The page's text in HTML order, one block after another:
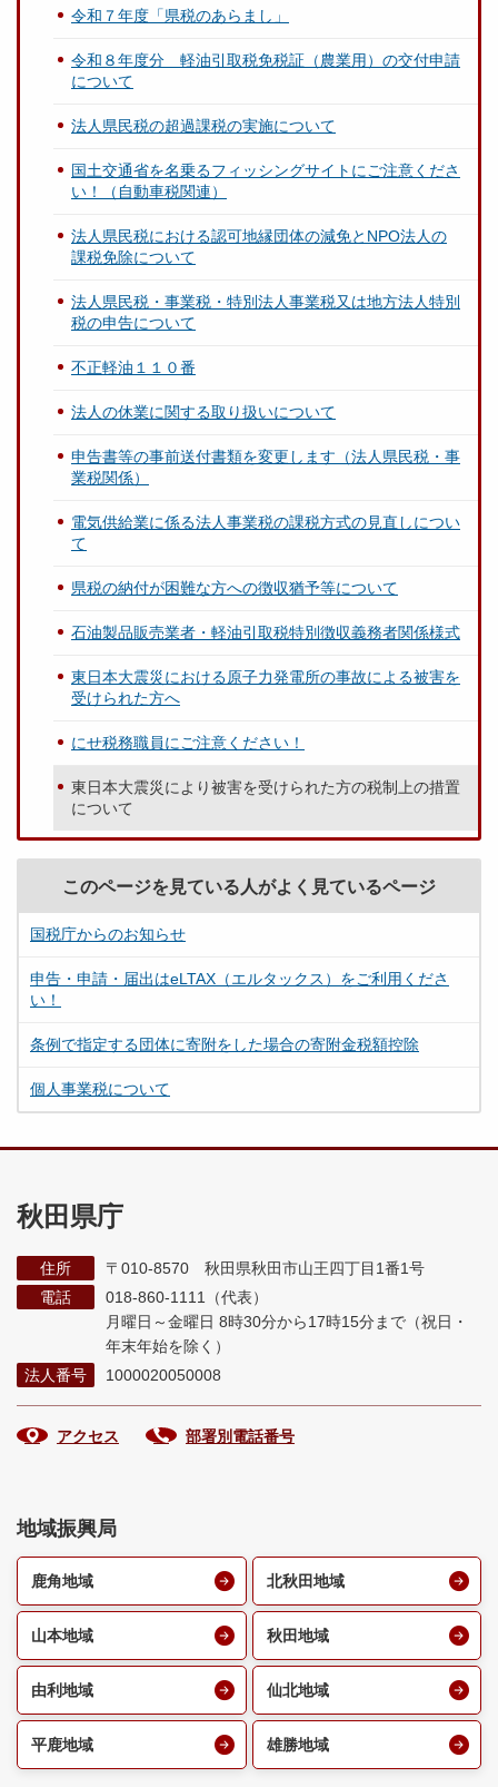
令和７年度「県税のあらまし」
令和８年度分 軽油引取税免税証（農業用）の交付申請
について
法人県民税の超過課税の実施について
国土交通省を名乗るフィッシングサイトにご注意くださ
い！（自動車税関連）
法人県民税における認可地縁団体の減免とNPO法人の
課税免除について
法人県民税・事業税・特別法人事業税又は地方法人特別
税の申告について
不正軽油１１０番
法人の休業に関する取り扱いについて
申告書等の事前送付書類を変更します（法人県民税・事
業税関係）
電気供給業に係る法人事業税の課税方式の見直しについ
て
県税の納付が困難な方への徴収猶予等について
石油製品販売業者・軽油引取税特別徴収義務者関係様式
東日本大震災における原子力発電所の事故による被害を
受けられた方へ
にせ税務職員にご注意ください！
東日本大震災により被害を受けられた方の税制上の措置
について
このページを見ている人がよく見ているページ
国税庁からのお知らせ
申告・申請・届出はeLTAX（エルタックス）をご利用くださ
い！
条例で指定する団体に寄附をした場合の寄附金税額控除
個人事業税について
秋田県庁
住所
〒010-8570 秋田県秋田市山王四丁目1番1号
電話
018-860-1111（代表）
月曜日～金曜日 8時30分から17時15分まで （祝日・
年末年始を除く）
法人番号
1000020050008
アクセス 部署別電話番号
地域振興局
鹿角地域 北秋田地域
山本地域 秋田地域
由利地域 仙北地域
平鹿地域 雄勝地域